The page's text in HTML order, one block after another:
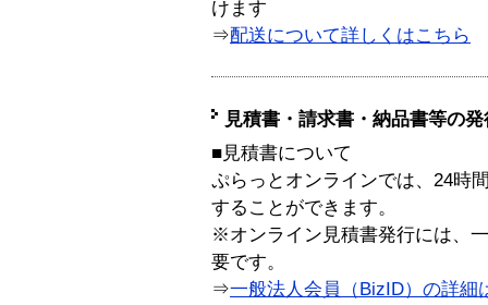
けます
⇒配送について詳しくはこちら
見積書・請求書・納品書等の
■見積書について
ぷらっとオンラインでは、24時
することができます。
※オンライン見積書発行には、
要です。
⇒一般法人会員（BizID）の詳細